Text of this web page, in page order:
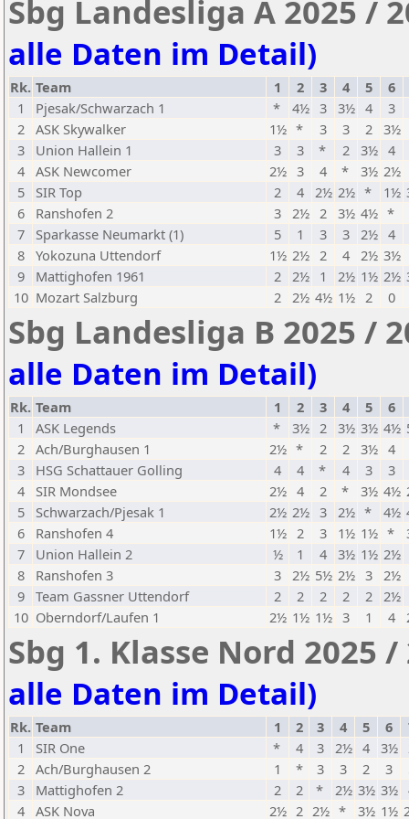
Sbg Landesliga A 2025 /
alle Daten im Detail)
Rk. Team 1 2 3 4 5
6
1
Pjesak/Schwarzach 1 * 4½ 3 3½ 4
3
2 ASK Skywalker 1½ * 3 3 2 3½
3
Union Hallein 1 3 3 * 2 3½ 4
4 ASK Newcomer 2½ 3 4 * 3½ 2½
5
SIR Top 2 4 2½ 2½ * 1½
6
Ranshofen 2 3 2½ 2 3½ 4½ *
7
Sparkasse Neumarkt (1) 5 1 3 3 2½ 4
8 Yokozuna Uttendorf 1½ 2½ 2 4 2½ 3½
9
Mattighofen 1961 2 2½ 1 2½ 1½ 2½
10 Mozart Salzburg 2 2½ 4½ 1½ 2 0
Sbg Landesliga B 2025 /
alle Daten im Detail)
Rk. Team 1 2 3 4 5
6
1
ASK Legends * 3½ 2 3½ 3½ 4½
2 Ach/Burghausen 1 2½ * 2 2 3½ 4
3
HSG Schattauer Golling 4 4 * 4 3
3
4
SIR Mondsee 2½ 4 2 * 3½ 4½
5
Schwarzach/Pjesak 1 2½ 2½ 3 2½ * 4½
6
Ranshofen 4 1½ 2 3 1½ 1½ *
7
Union Hallein 2 ½ 1 4 3½ 1½ 2½
8
Ranshofen 3 3 2½ 5½ 2½ 3 2½
9 Team Gassner Uttendorf 2 2 2 2 2 2½
10 Oberndorf/Laufen 1 2½ 1½ 1½ 3 1 4
Sbg 1. Klasse Nord 2025 /
alle Daten im Detail)
Rk. Team 1 2 3 4 5 6
1
SIR One * 4 3 2½ 4 3½
2 Ach/Burghausen 2 1 * 3 3 2 3
3
Mattighofen 2 2 2 * 2½ 3½ 3½
4 ASK Nova 2½ 2 2½ * 3½ 1½